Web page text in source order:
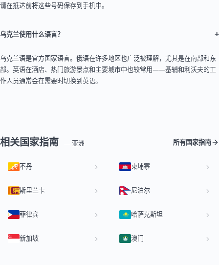
请在抵达前将这些号码保存到手机中。
乌克兰使用什么语言？ +
乌克兰语是官方国家语言。俄语在许多地区也广泛被理解，尤其是在南部和东
部。英语在酒店、热门旅游景点和主要城市中也较常用——基辅和利沃夫的工
作人员通常会在需要时切换到英语。
相关国家指南 — 亚洲 所有国家指南
不丹 柬埔寨
斯里兰卡 尼泊尔
菲律宾 哈萨克斯坦
新加坡 澳门